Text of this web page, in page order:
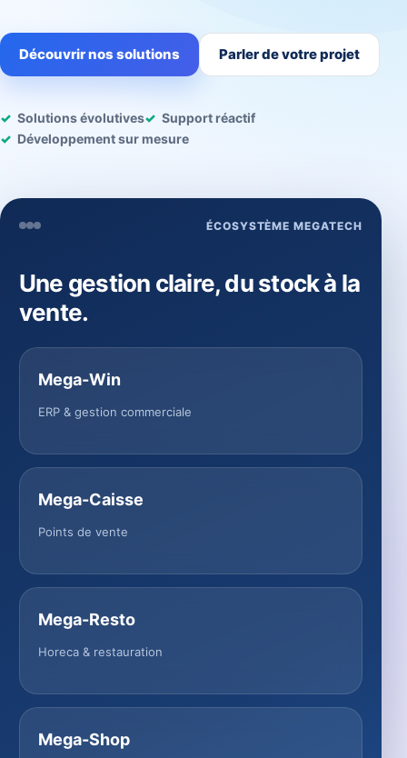
Découvrir nos solutions Parler de votre projet
Solutions évolutives
Support réactif
Développement sur mesure
ÉCOSYSTÈME MEGATECH
Une gestion claire, du stock à la
vente.
Mega-Win
ERP & gestion commerciale
Mega-Caisse
Points de vente
Mega-Resto
Horeca & restauration
Mega-Shop